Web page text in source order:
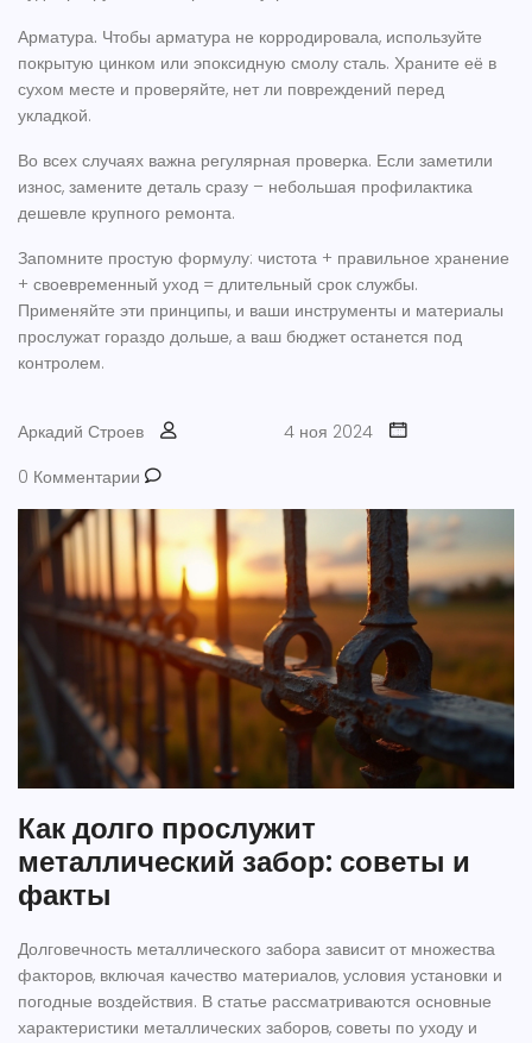
Арматура. Чтобы арматура не корродировала, используйте
покрытую цинком или эпоксидную смолу сталь. Храните её в
сухом месте и проверяйте, нет ли повреждений перед
укладкой.
Во всех случаях важна регулярная проверка. Если заметили
износ, замените деталь сразу – небольшая профилактика
дешевле крупного ремонта.
Запомните простую формулу: чистота + правильное хранение
+ своевременный уход = длительный срок службы.
Применяйте эти принципы, и ваши инструменты и материалы
прослужат гораздо дольше, а ваш бюджет останется под
контролем.
Аркадий Строев
4 ноя 2024
0 Комментарии
Как долго прослужит
металлический забор: советы и
факты
Долговечность металлического забора зависит от множества
факторов, включая качество материалов, условия установки и
погодные воздействия. В статье рассматриваются основные
характеристики металлических заборов, советы по уходу и